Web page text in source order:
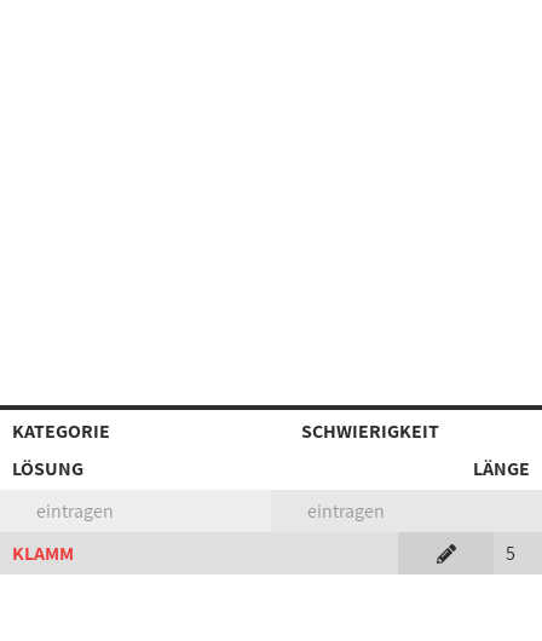
KATEGORIE
SCHWIERIGKEIT
LÖSUNG
LÄNGE
eintragen
eintragen
KLAMM
5